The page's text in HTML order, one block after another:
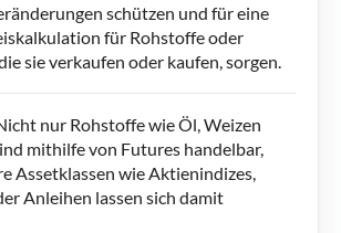
schützen und für eine
für Rohstoffe oder
sie verkaufen oder kaufen, sorgen.
nur Rohstoffe wie Öl, Weizen
mithilfe von Futures handelbar,
Assetklassen wie Aktienindizes,
Anleihen lassen sich damit